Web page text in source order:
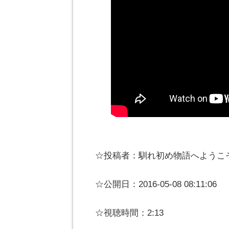
☆投稿者：馴れ初め物語へようこ
☆公開日：2016-05-08 08:11:06
☆視聴時間：2:13